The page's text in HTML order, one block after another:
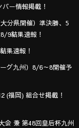
ー情報掲載！
分県開催）準決勝、5
9結果速報！
果速報！
グ九州）8/6～8開催予
(福岡) 組合せ掲載！
会 兼 第48回皇后杯九州